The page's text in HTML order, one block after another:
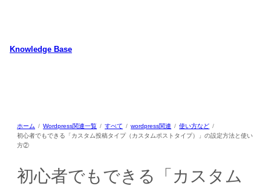
スKnowledge Base
ホーム Wordpress関連一覧 すべて wordpress関連
使い方など
初心者でもできる「カスタム投稿タイプ（カスタムポストタイプ）」の設定方法と使い
方②
初心者でもできる「カスタム